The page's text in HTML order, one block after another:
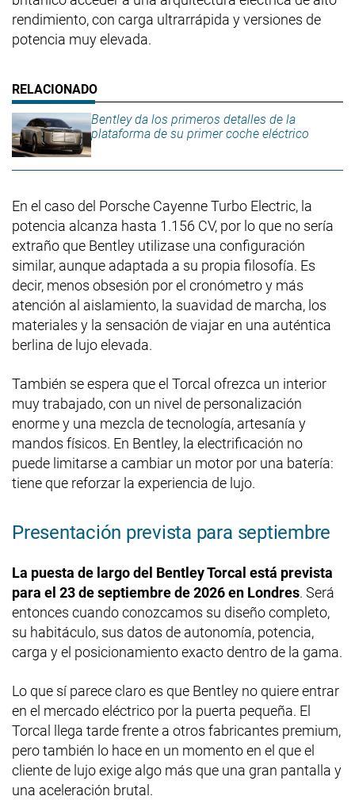
rendimiento, con carga ultrarrápida y versiones de
potencia muy elevada.
Bentley da los primeros detalles de la
plataforma de su primer coche eléctrico
En el caso del Porsche Cayenne Turbo Electric, la
potencia alcanza hasta 1.156 CV, por lo que no sería
extraño que Bentley utilizase una configuración
similar, aunque adaptada a su propia filosofía. Es
decir, menos obsesión por el cronómetro y más
atención al aislamiento, la suavidad de marcha, los
materiales y la sensación de viajar en una auténtica
berlina de lujo elevada.
También se espera que el Torcal ofrezca un interior
muy trabajado, con un nivel de personalización
enorme y una mezcla de tecnología, artesanía y
mandos físicos. En Bentley, la electrificación no
puede limitarse a cambiar un motor por una batería:
tiene que reforzar la experiencia de lujo.
Presentación prevista para septiembre
La puesta de largo del Bentley Torcal está prevista
para el 23 de septiembre de 2026 en Londres. Será
entonces cuando conozcamos su diseño completo,
su habitáculo, sus datos de autonomía, potencia,
carga y el posicionamiento exacto dentro de la gama.
Lo que sí parece claro es que Bentley no quiere entrar
en el mercado eléctrico por la puerta pequeña. El
Torcal llega tarde frente a otros fabricantes premium,
pero también lo hace en un momento en el que el
cliente de lujo exige algo más que una gran pantalla y
una aceleración brutal.